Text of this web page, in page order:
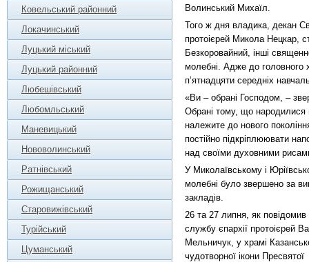
Ковельський районний
Локачинський
Луцький міський
Луцький районний
Любешівський
Любомльський
Маневицький
Нововолинський
Ратнівський
Рожищанський
Старовижівський
Турійський
Цуманський
Волинський Михаїл.
Того ж дня владика, декан
протоієрей Микола Нецкар,
Безкоровайний, інші
молебні. Адже до головного
п’ятнадцяти середніх
«Ви – обрані Господом, –
Обрані тому, що народилися
належите до нового
постійно підкріплюювати
над своїми духовними
У Миколаївському і
молебні було звершено за
закладів.
26 та 27 липня, як повідомив
службу єпархії протоієрей
Мельничук, у храмі
чудотворної ікони Пресвятої